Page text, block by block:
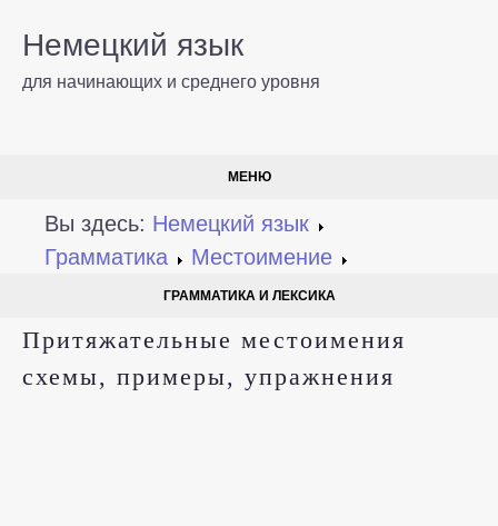
Немецкий язык
для начинающих и среднего уровня
МЕНЮ
Вы здесь: Немецкий язык
Грамматика
Местоимение
ГРАММАТИКА И ЛЕКСИКА
Притяжательные местоимения
схемы, примеры, упражнения